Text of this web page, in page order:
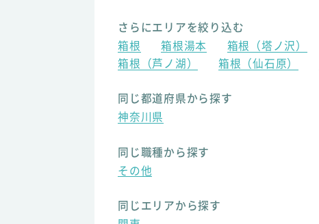
さらにエリアを絞り込む
箱根
箱根湯本 箱根（塔ノ沢）
箱根（芦ノ湖）
箱根（仙石原）
同じ都道府県から探す
神奈川県
同じ職種から探す
その他
同じエリアから探す